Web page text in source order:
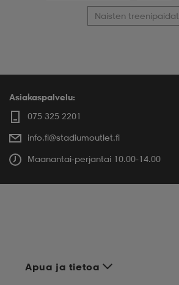
Naisten treenipaidat
Asiakaspalvelu:
075 325 2201
info.fi@stadiumoutlet.fi
Maanantai-perjantai 10.00-14.00
Apua ja tietoa